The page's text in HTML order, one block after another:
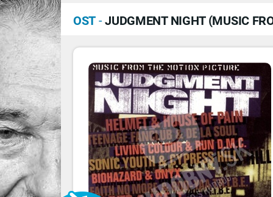
OST -JUDGMENT NIGHT (MUSIC